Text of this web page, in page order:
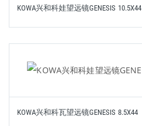
KOWA兴和科娃望远镜GENESIS 10.5X44
KOWA兴和科瓦望远镜GENESIS 8.5X44